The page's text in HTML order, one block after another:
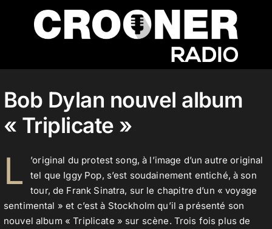
contenu
Accueil
Podcasts
Actualités
Nos flux audio
Bob Dylan nouvel album
« Triplicate »
L
’original du protest song, à l’image d’un autre original
tel que Iggy Pop, s’est soudainement entiché, à son
tour, de Frank Sinatra, sur le chapitre d’un « voyage
sentimental » et c’est à Stockholm qu’il a présenté son
nouvel album « Triplicate » sur scène. Trois fois plus de